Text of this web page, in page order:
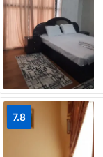
7.8